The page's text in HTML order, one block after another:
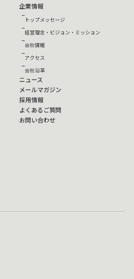
企業情報
トップメッセージ
経営理念・ビジョン・ミッション
会社情報
アクセス
会社沿革
ニュース
メールマガジン
採用情報
よくあるご質問
お問い合わせ